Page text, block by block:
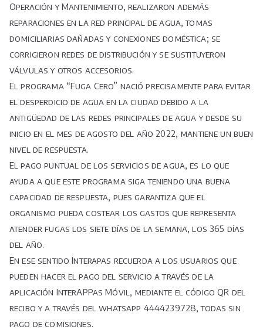
“Fuga
Cero”
Operación y Mantenimiento, realizaron además
reparaciones en la red principal de agua, tomas
domiciliarias dañadas y conexiones doméstica; se
corrigieron redes de distribución y se sustituyeron
válvulas y otros accesorios.
El programa “Fuga Cero” nació precisamente para evitar
el desperdicio de agua en la ciudad debido a la
antigüedad de las redes principales de agua y desde su
inicio en el mes de agosto del año 2022, mantiene un buen
nivel de respuesta.
El pago puntual de los servicios de agua, es lo que
ayuda a que este programa siga teniendo una buena
capacidad de respuesta, pues garantiza que el
organismo pueda costear los gastos que representa
atender fugas los siete días de la semana, los 365 días
del año.
En ese sentido Interapas recuerda a los usuarios que
pueden hacer el pago del servicio a través de la
aplicación InterAPPas Móvil, mediante el código QR del
recibo y a través del whatsapp 4444239728, todas sin
pago de comisiones.